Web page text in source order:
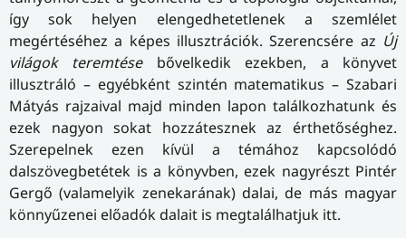
így sok helyen elengedhetetlenek a szemlélet
megértéséhez a képes illusztrációk. Szerencsére az Új
világok teremtésebővelkedik ezekben, a könyvet
illusztráló – egyébként szintén matematikus – Szabari
Mátyás rajzaival majd minden lapon találkozhatunk és
ezek nagyon sokat hozzátesznek az érthetőséghez.
Szerepelnek ezen kívül a témához kapcsolódó
dalszövegbetétek is a könyvben, ezek nagyrészt Pintér
Gergő (valamelyik zenekarának) dalai, de más magyar
könnyűzenei előadók dalait is megtalálhatjuk itt.